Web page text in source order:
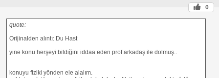
0
quote:
Orijinalden alıntı: Du Hast
yine konu herşeyi bildiğini iddaa eden prof arkadaş ile dolmuş..
konuyu fiziki yönden ele alalım.